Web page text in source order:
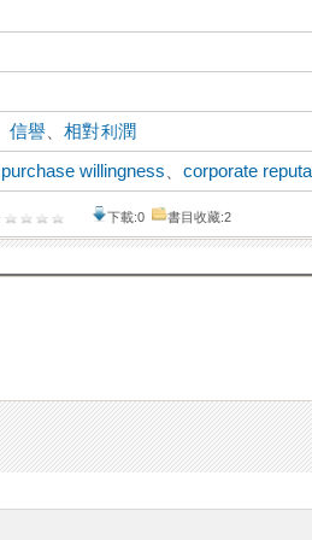
、信譽 、相對利潤
purchase willingness 、corporate
下載:0 書目收藏:2